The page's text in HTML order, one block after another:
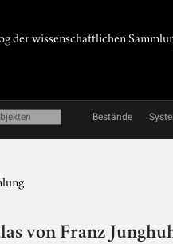
der wissenschaftlichen
Bestände
von Franz